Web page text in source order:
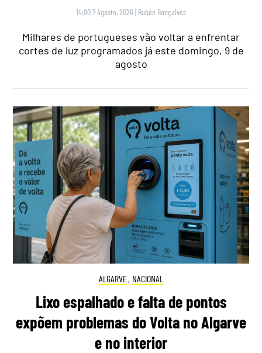
14:00 7 Agosto, 2026 | Rubén Gonçalves
Milhares de portugueses vão voltar a enfrentar
cortes de luz programados já este domingo, 9 de
agosto
ALGARVE, NACIONAL
Lixo espalhado e falta de pontos
expõem problemas do Volta no Algarve
e no interior